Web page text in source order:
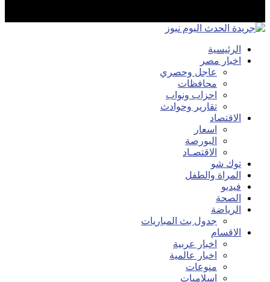
الرئيسية
اخبار مصر
عاجل وحصري
محافظات
احزاب ونواب
تقارير وحوادث
الاقتصاد
اسعار
البورصة
الاقتصـاد
توك شو
المراة والطفل
فيديو
الصحة
الرياضة
جدول بث المباريات
الاقسام
اخبار عربية
اخبار عالمية
منوعات
اسلاميات